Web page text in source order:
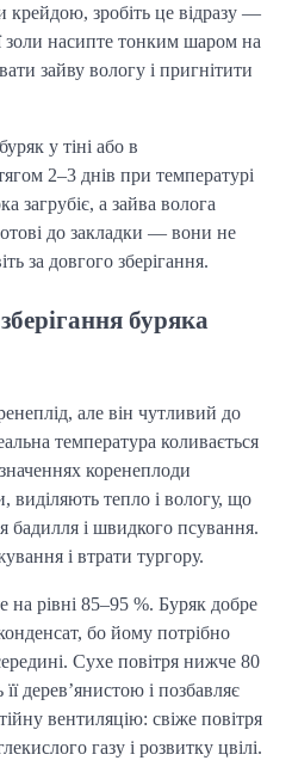
крейдою, зробіть це відразу —
золи насипте тонким шаром на
зайву вологу і пригнітити
у тіні або в
2–3 днів при температурі
загрубіє, а зайва волога
до закладки — вони не
за довгого зберігання.
буряка
але він чутливий до
температура коливається
коренеплоди
виділяють тепло і вологу, що
бадилля і швидкого псування.
і втрати тургору.
на рівні 85–95 %. Буряк добре
бо йому потрібно
Сухе повітря нижче 80
дерев’янистою і позбавляє
вентиляцію: свіже повітря
газу і розвитку цвілі.